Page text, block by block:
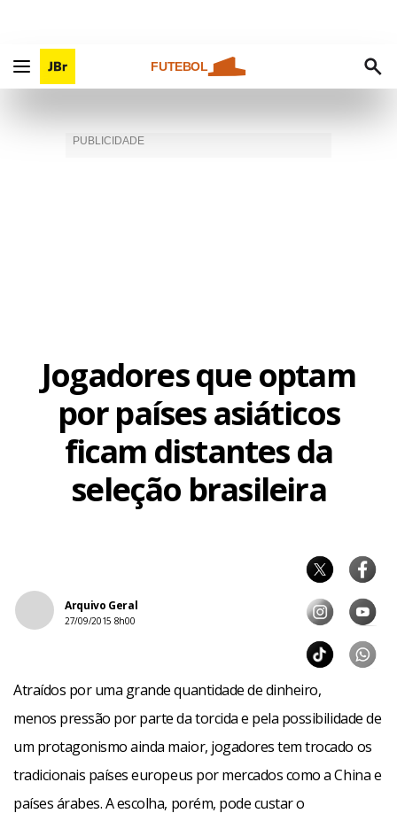
FUTEBOL
Jogadores que optam
por países asiáticos
ficam distantes da
seleção brasileira
Arquivo Geral
27/09/2015 8h00
Atraídos por uma grande quantidade de dinheiro,
menos pressão por parte da torcida e pela possibilidade de
um protagonismo ainda maior, jogadores tem trocado os
tradicionais países europeus por mercados como a China e
países árabes. A escolha, porém, pode custar o